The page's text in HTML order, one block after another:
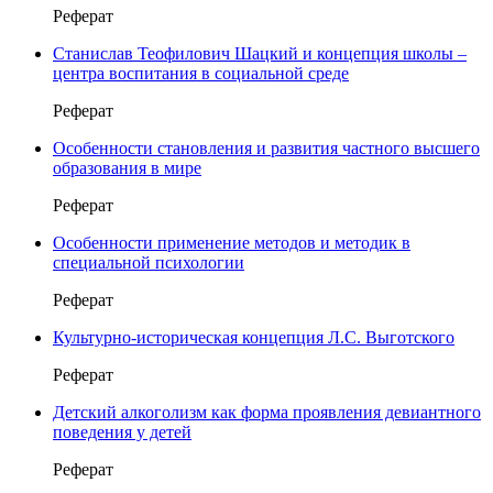
Реферат
Станислав Теофилович Шацкий и концепция школы –
центра воспитания в социальной среде
Реферат
Особенности становления и развития частного высшего
образования в мире
Реферат
Особенности применение методов и методик в
специальной психологии
Реферат
Культурно-историческая концепция Л.С. Выготского
Реферат
Детский алкоголизм как форма проявления девиантного
поведения у детей
Реферат